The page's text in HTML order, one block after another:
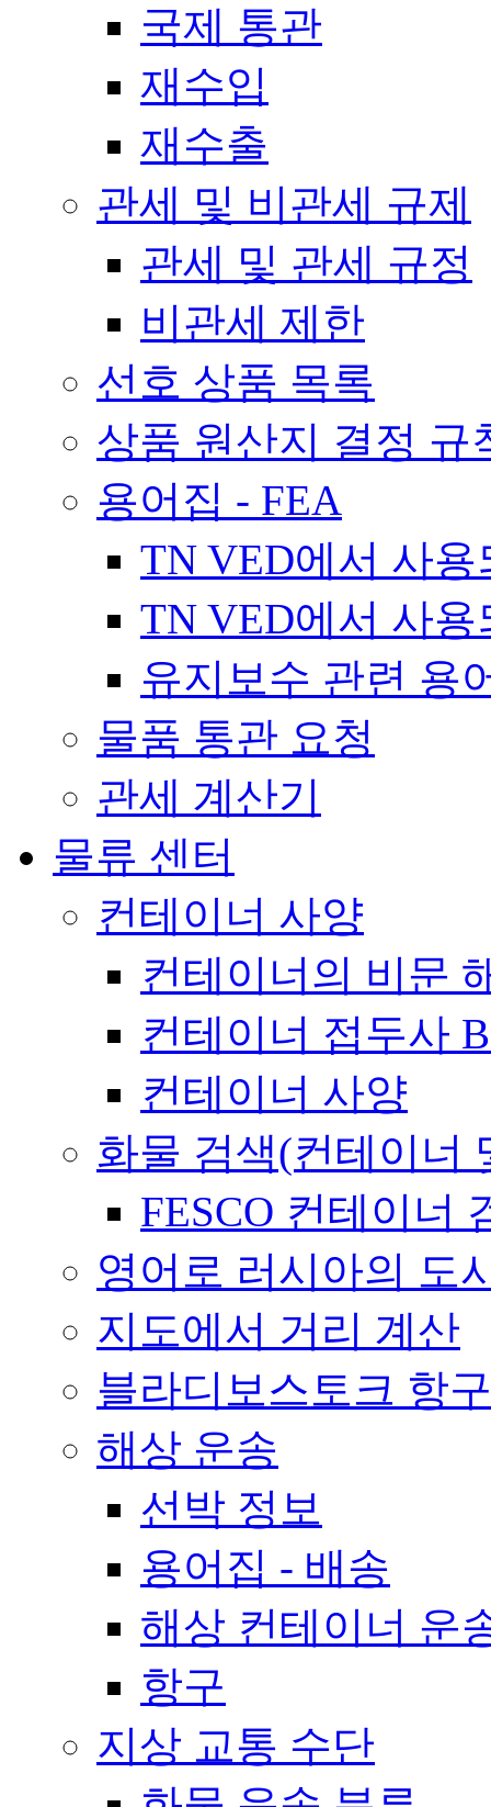
국제 통관
재수입
재수출
관세 및 비관세 규제
관세 및 관세 규정
비관세 제한
선호 상품 목록
상품 원산지 결정 규
용어집 - FEA
TN VED에서 사용
TN VED에서 사
유지보수 관련 용
물품 통관 요청
관세 계산기
물류 센터
컨테이너 사양
컨테이너의 비문
컨테이너 접두사
컨테이너 사양
화물 검색(컨테이너
FESCO 컨테이너
영어로 러시아의 도
지도에서 거리 계산
블라디보스토크 항
해상 운송
선박 정보
용어집 - 배송
해상 컨테이너 운
항구
지상 교통 수단